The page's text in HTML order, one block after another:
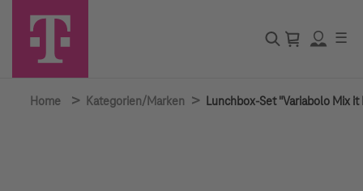
☰
Home > Kategorien/Marken > Lunchbox-Set "Variabolo Mix